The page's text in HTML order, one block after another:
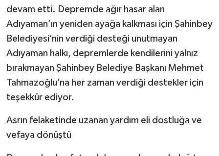
devam etti. Depremde ağır hasar alan
Adıyaman’ın yeniden ayağa kalkması için Şahinbey
Belediyesi’nin verdiği desteği unutmayan
Adıyaman halkı, depremlerde kendilerini yalnız
bırakmayan Şahinbey Belediye Başkanı Mehmet
Tahmazoğlu’na her zaman verdiği destekler için
teşekkür ediyor.
Asrın felaketinde uzanan yardım eli dostluğa ve
vefaya dönüştü